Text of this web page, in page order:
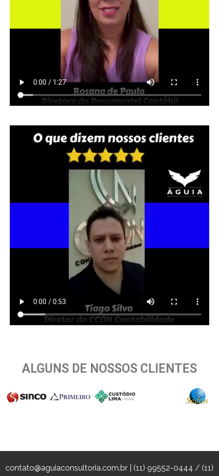
ALGUNS DE NOSSOS CLIENTES
contato@aguiaconsultoria.com.br | (11) 99552-0444 / (11)